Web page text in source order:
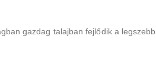
gazdag talajban fejlődik a